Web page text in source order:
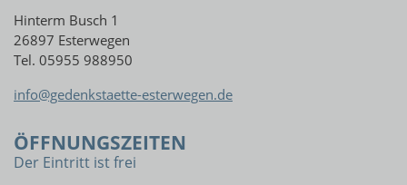
Hinterm Busch 1
26897 Esterwegen
Tel. 05955 988950
info@gedenkstaette-esterwegen.de
ÖFFNUNGSZEITEN
Der Eintritt ist frei